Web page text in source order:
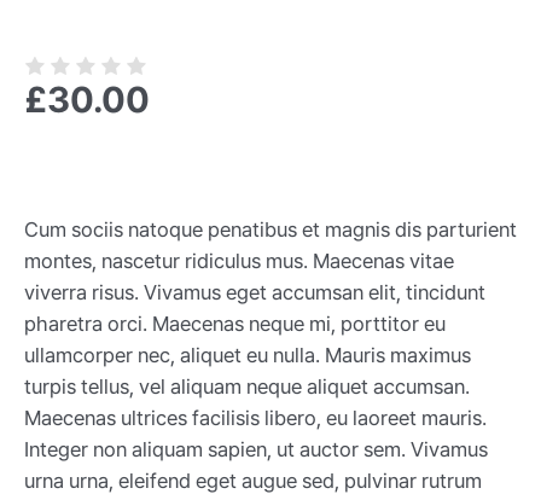
£30.00
Cum sociis natoque penatibus et magnis dis parturient
montes, nascetur ridiculus mus. Maecenas vitae
viverra risus. Vivamus eget accumsan elit, tincidunt
pharetra orci. Maecenas neque mi, porttitor eu
ullamcorper nec, aliquet eu nulla. Mauris maximus
turpis tellus, vel aliquam neque aliquet accumsan.
Maecenas ultrices facilisis libero, eu laoreet mauris.
Integer non aliquam sapien, ut auctor sem. Vivamus
urna urna, eleifend eget augue sed, pulvinar rutrum